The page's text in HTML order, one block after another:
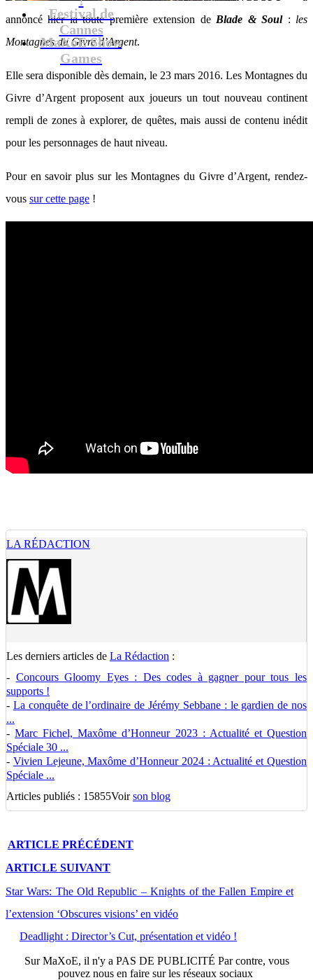
Festival de
Cannes
MaXoE Show
Games
annoncé hier la toute première extension de Blade & Soul: les
Montagnes du Givre d’Argent.
Elle sera disponible dès demain, le 23 mars 2016. Les Montagnes du
Givre d’Argent proposent aux joueurs un tout nouveau continent
rempli de zones à explorer, de quêtes, mais aussi de contenu inédit
pour les personnages de haut niveau.
Pour en savoir plus sur les Montagnes du Givre d’Argent, rendez-
vous sur cette page !
LA RÉDACTION
Les derniers articles de La Rédaction :
- Concours Gloomy Eyes : Des codes à gagner pour tous les
supports !
- La conquête de l’ordinaire de Jérémy Sebbane : le gardien de nos
...
-Marc Fichel, Maxôme d’Honneur 2023 : Actualité et Question
Spéciale 30 ...
- Vivien Lejeune, Maxôme d’Honneur 2024 : Actualité et Question
Spéciale ...
Articles publiés : 15855Voirson blog
ARTICLE PRÉCÉDENT
ARTICLE SUIVANT
Star Wars: The Old Republic – Knights of the Fallen Empire et
l’extension ‘Obscures visions’ en vidéo
Deadlight : Director’s Cut, présentation et vidéo !
SurMaXoE, il n'y a PAS DE PUBLICITÉ Par contre, vous
pouvez nous en faire sur les réseaux sociaux